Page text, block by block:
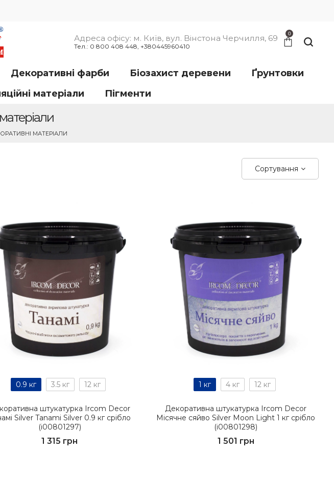
Адреса офісу: м. Київ, вул. Вінстона Черчилля, 69
Тел.: 0 800 408 448, +380445960410
0
Декоративні фарби Біозахист деревени
Ґрунтовки
матеріали Пігменти
МАТЕРІАЛИ
Сортування
0.9 кг 3.5 кг 12 кг
штукатурка Ircom Decor
Sіlver Tanami Sіlver 0.9 кг срібло
(i00801297)
1 315 грн
1 кг 4 кг 12 кг
Декоративна штукатурка Ircom Decor
Місячне сяйво Silver Moon Light 1 кг срібло
(i00801298)
1 501 грн